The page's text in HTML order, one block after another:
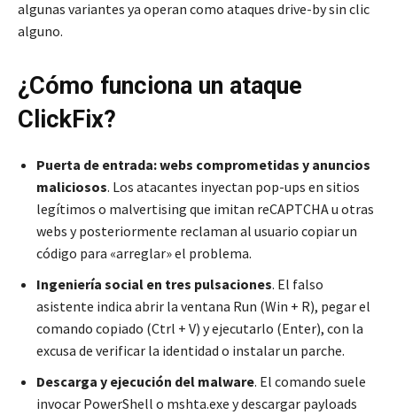
algunas variantes ya operan como ataques drive-by sin clic
alguno.
¿Cómo funciona un ataque
ClickFix?
Puerta de entrada: webs comprometidas y anuncios
maliciosos. Los atacantes inyectan pop-ups en sitios
legítimos o malvertising que imitan reCAPTCHA u otras
webs y posteriormente reclaman al usuario copiar un
código para «arreglar» el problema.
Ingeniería social en tres pulsaciones. El falso
asistente indica abrir la ventana Run (Win + R), pegar el
comando copiado (Ctrl + V) y ejecutarlo (Enter), con la
excusa de verificar la identidad o instalar un parche.
Descarga y ejecución del malware. El comando suele
invocar PowerShell o mshta.exe y descargar payloads